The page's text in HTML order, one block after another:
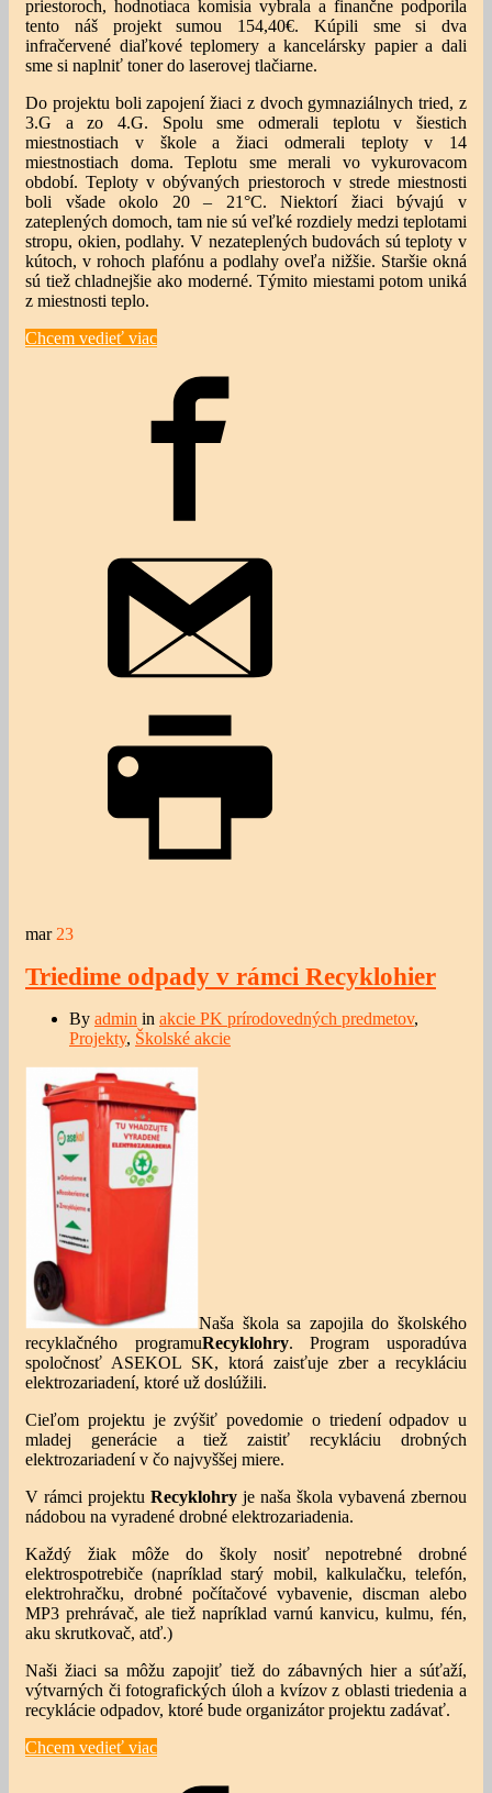
priestoroch, hodnotiaca komisia vybrala a finančne podporila
tento náš projekt sumou 154,40€. Kúpili sme si dva
infračervené diaľkové teplomery a kancelársky papier a dali
sme si naplniť toner do laserovej tlačiarne.
Do projektu boli zapojení žiaci z dvoch gymnaziálnych tried, z
3.G a zo 4.G. Spolu sme odmerali teplotu v šiestich
miestnostiach v škole a žiaci odmerali teploty v 14
miestnostiach doma. Teplotu sme merali vo vykurovacom
období. Teploty v obývaných priestoroch v strede miestnosti
boli všade okolo 20 – 21°C. Niektorí žiaci bývajú v
zateplených domoch, tam nie sú veľké rozdiely medzi teplotami
stropu, okien, podlahy. V nezateplených budovách sú teploty v
kútoch, v rohoch plafónu a podlahy oveľa nižšie. Staršie okná
sú tiež chladnejšie ako moderné. Týmito miestami potom uniká
z miestnosti teplo.
Chcem vedieť viac
mar 23
Triedime odpady v rámci Recyklohier
By admin in akcie PK prírodovedných predmetov,
Projekty, Školské akcie
Naša škola sa zapojila do školského
recyklačného programuRecyklohry. Program usporadúva
spoločnosť ASEKOL SK, ktorá zaisťuje zber a recykláciu
elektrozariadení, ktoré už doslúžili.
Cieľom projektu je zvýšiť povedomie o triedení odpadov u
mladej generácie a tiež zaistiť recykláciu drobných
elektrozariadení v čo najvyššej miere.
V rámci projektu Recyklohry je naša škola vybavená zbernou
nádobou na vyradené drobné elektrozariadenia.
Každý žiak môže do školy nosiť nepotrebné drobné
elektrospotrebiče (napríklad starý mobil, kalkulačku, telefón,
elektrohračku, drobné počítačové vybavenie, discman alebo
MP3 prehrávač, ale tiež napríklad varnú kanvicu, kulmu, fén,
aku skrutkovač, atď.)
Naši žiaci sa môžu zapojiť tiež do zábavných hier a súťaží,
výtvarných či fotografických úloh a kvízov z oblasti triedenia a
recyklácie odpadov, ktoré bude organizátor projektu zadávať.
Chcem vedieť viac